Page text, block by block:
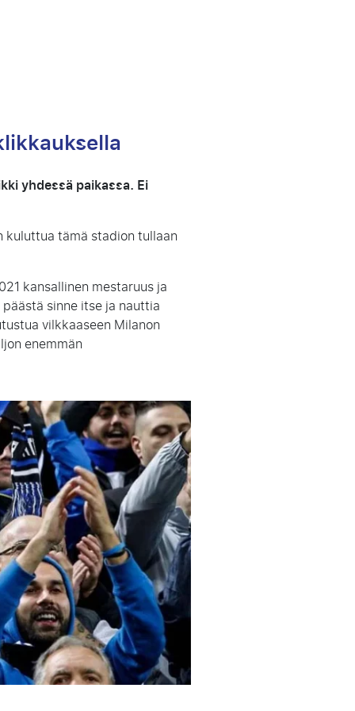
yhdessä paikassa. Ei
tämä stadion tullaan
kansallinen mestaruus ja
sinne itse ja nauttia
vilkkaaseen Milanon
enemmän